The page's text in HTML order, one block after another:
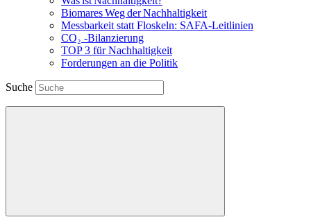
Biomares Weg der Nachhaltigkeit
Messbarkeit statt Floskeln: SAFA-Leitlinien
CO₂ -Bilanzierung
TOP 3 für Nachhaltigkeit
Forderungen an die Politik
Suche